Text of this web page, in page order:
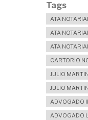
Tags
ATA
ATA
ATA
CARTORIO
JULIO
JULIO
ADVOGADO
ADVOGADO